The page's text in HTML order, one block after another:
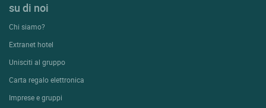
su di noi
Chi siamo?
Extranet hotel
Unisciti al gruppo
Carta regalo elettronica
Imprese e gruppi